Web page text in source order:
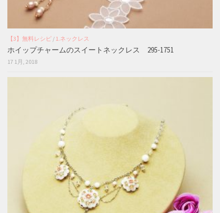
【3】無料レシピ / 1.ネックレス
ホイップチャームのスイートネックレス 295-1751
17 1月, 2018